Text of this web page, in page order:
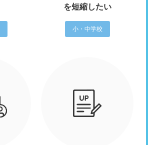
を短縮したい
小・中学校